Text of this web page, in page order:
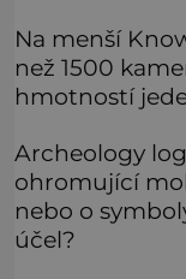
Na menší
než 1500
hmotností
Archeology
ohromující
nebo o
účel?